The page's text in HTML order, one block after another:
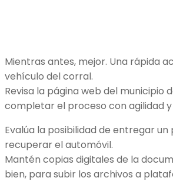
Mientras antes, mejor. Una rápida
vehículo del corral.
Revisa la página web del municipio
completar el proceso con agilidad
Evalúa la posibilidad de entregar
recuperar el automóvil.
Mantén copias digitales de la
bien, para subir los archivos a